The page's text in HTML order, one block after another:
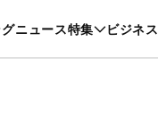
ニュース特集 ビジネス
ーツ ヘルスケア 美容